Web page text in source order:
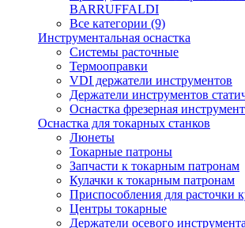
BARRUFFALDI
Все категории (9)
Инструментальная оснастка
Системы расточные
Термооправки
VDI держатели инструментов
Держатели инструментов
Оснастка фрезерная
Оснастка для токарных станков
Люнеты
Токарные патроны
Запчасти к токарным патронам
Кулачки к токарным патронам
Приспособления для расточки
Центры токарные
Держатели осевого инструмента